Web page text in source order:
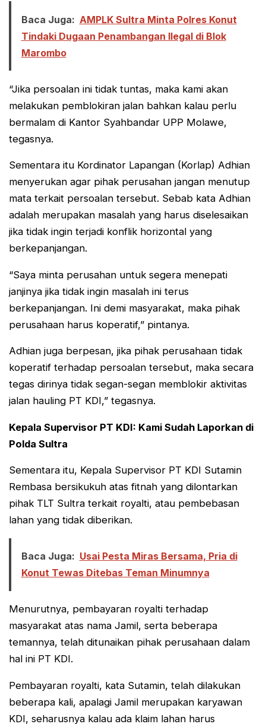
Baca Juga: AMPLK Sultra Minta Polres Konut
Tindaki Dugaan Penambangan Ilegal di Blok
Marombo
“Jika persoalan ini tidak tuntas, maka kami akan
melakukan pemblokiran jalan bahkan kalau perlu
bermalam di Kantor Syahbandar UPP Molawe,
tegasnya.
Sementara itu Kordinator Lapangan (Korlap) Adhian
menyerukan agar pihak perusahan jangan menutup
mata terkait persoalan tersebut. Sebab kata Adhian
adalah merupakan masalah yang harus diselesaikan
jika tidak ingin terjadi konflik horizontal yang
berkepanjangan.
“Saya minta perusahan untuk segera menepati
janjinya jika tidak ingin masalah ini terus
berkepanjangan. Ini demi masyarakat, maka pihak
perusahaan harus koperatif,” pintanya.
Adhian juga berpesan, jika pihak perusahaan tidak
koperatif terhadap persoalan tersebut, maka secara
tegas dirinya tidak segan-segan memblokir aktivitas
jalan hauling PT KDI,” tegasnya.
Kepala Supervisor PT KDI: Kami Sudah Laporkan di
Polda Sultra
Sementara itu, Kepala Supervisor PT KDI Sutamin
Rembasa bersikukuh atas fitnah yang dilontarkan
pihak TLT Sultra terkait royalti, atau pembebasan
lahan yang tidak diberikan.
Baca Juga: Usai Pesta Miras Bersama, Pria di
Konut Tewas Ditebas Teman Minumnya
Menurutnya, pembayaran royalti terhadap
masyarakat atas nama Jamil, serta beberapa
temannya, telah ditunaikan pihak perusahaan dalam
hal ini PT KDI.
Pembayaran royalti, kata Sutamin, telah dilakukan
beberapa kali, apalagi Jamil merupakan karyawan
KDI, seharusnya kalau ada klaim lahan harus